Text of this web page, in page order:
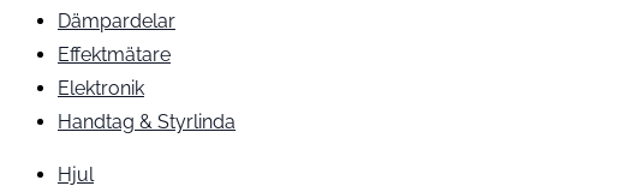
Dämpardelar
Effektmätare
Elektronik
Handtag & Styrlinda
Hjul